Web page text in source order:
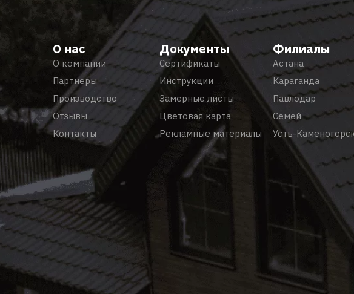
О нас
О компании
Партнеры
Производство
Отзывы
Контакты
Документы
Сертификаты
Инструкции
Замерные листы
Цветовая карта
Рекламные материалы
Филиалы
Астана
Караганда
Павлодар
Семей
Усть-